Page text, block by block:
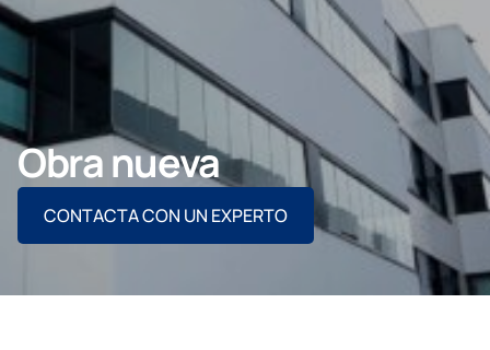
Particulares
Grupo Lumon
CONTACTO PROFESIONAL
Obra nueva
CONTACTA CON UN EXPERTO